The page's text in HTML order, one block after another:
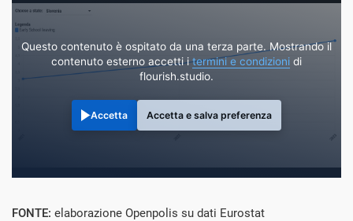
Questo contenuto è ospitato da una terza parte. Mostrando il
contenuto esterno accetti itermini e condizioni di
flourish.studio.
Accetta Accetta e salva preferenza
FONTE: elaborazione Openpolis su dati Eurostat